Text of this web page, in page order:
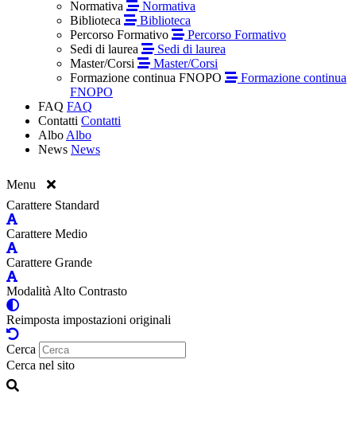
Normativa
Normativa
Biblioteca
Biblioteca
Percorso Formativo
Percorso Formativo
Sedi di laurea
Sedi di laurea
Master/Corsi
Master/Corsi
Formazione continua FNOPO
Formazione continua
FNOPO
FAQ FAQ
Contatti Contatti
Albo Albo
News News
Menu
Carattere Standard
Carattere Medio
Carattere Grande
Modalità Alto Contrasto
Reimposta impostazioni originali
Cerca
Cerca nel sito